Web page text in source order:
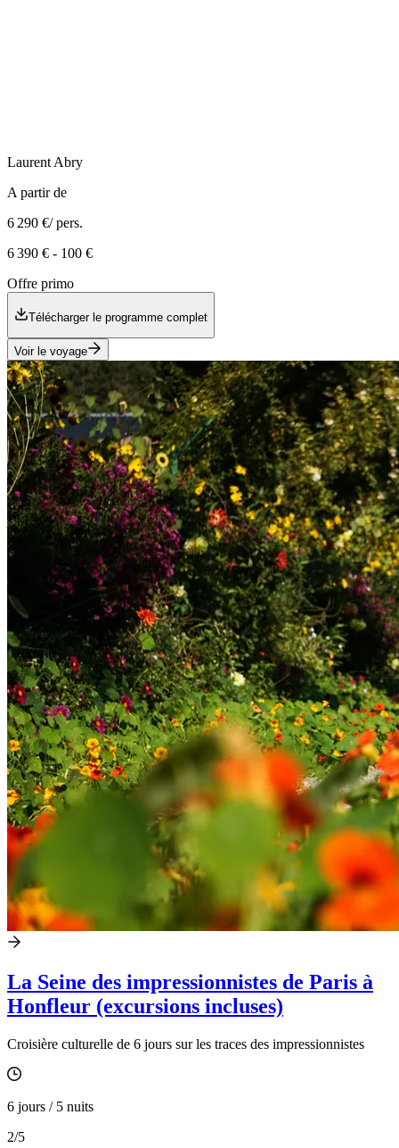
Laurent Abry
A partir de
6 290 €/ pers.
6 390 € - 100 €
Offre primo
Télécharger le programme complet
Voir le voyage
La Seine des impressionnistes de Paris à
Honfleur (excursions incluses)
Croisière culturelle de 6 jours sur les traces des impressionnistes
6 jours / 5 nuits
2/5